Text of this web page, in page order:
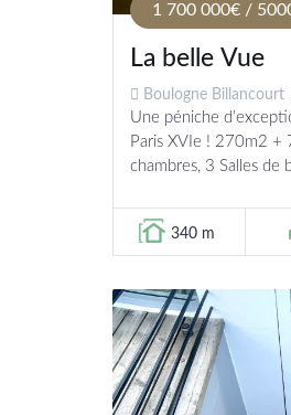
1 700 000€ /
La belle Vue
Boulogne Billancourt
Une péniche
Paris XVIe ! 270m2 +
chambres, 3 Salles de
340 m